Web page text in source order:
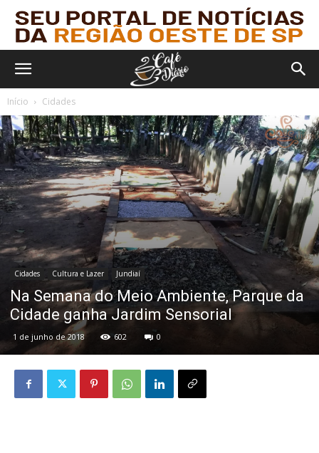
Início Cidades
Cidades Cultura e Lazer Jundiaí
Na Semana do Meio Ambiente, Parque da
Cidade ganha Jardim Sensorial
1 de junho de 2018 602 0